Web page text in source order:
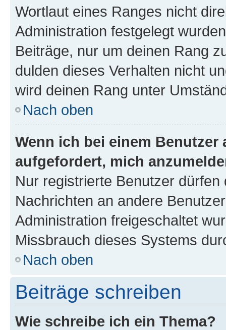
Wortlaut eines Ranges nicht
Administration festgelegt
Beiträge, nur um deinen Rang
dulden dieses Verhalten nicht
wird deinen Rang unter
Nach oben
Wenn ich bei einem
aufgefordert, mich
Nur registrierte Benutzer
Nachrichten an andere
Administration freigeschaltet
Missbrauch dieses Systems
Nach oben
Beiträge schreiben
Wie schreibe ich ein Thema?